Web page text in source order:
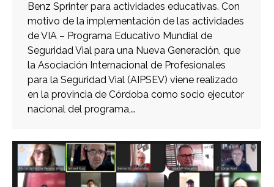
Benz Sprinter para actividades educativas. Con
motivo de la implementación de las actividades
de VIA – Programa Educativo Mundial de
Seguridad Vial para una Nueva Generación, que
la Asociación Internacional de Profesionales
para la Seguridad Vial (AIPSEV) viene realizado
en la provincia de Córdoba como socio ejecutor
nacional del programa,…